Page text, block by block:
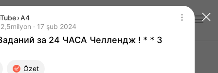
за 24 ЧАСА Челлендж ! * * 3 Часть
›A4
milyon izleme
Yayın tarihi 17 şub 2024
17 şub 2024
за 24 ЧАСА Челлендж ! * * 3
Özet